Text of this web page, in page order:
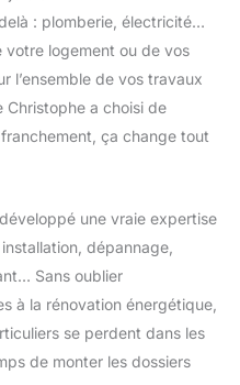
: plomberie, électricité…
logement ou de vos
l’ensemble de vos travaux
Christophe a choisi de
ça change tout
une vraie expertise
dépannage,
Sans oublier
à la rénovation énergétique,
se perdent dans les
de monter les dossiers